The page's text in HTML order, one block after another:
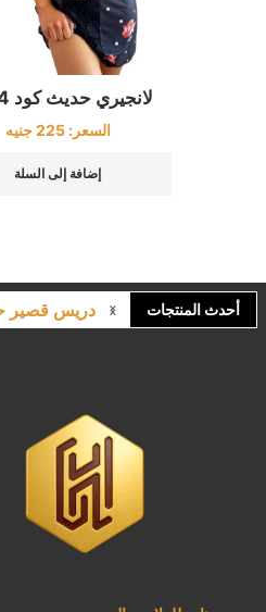
لانجيري حديث كود 1004
السعر:225 جنيه
إضافة إلى السلة
أحدث المنتجات دريس قصير